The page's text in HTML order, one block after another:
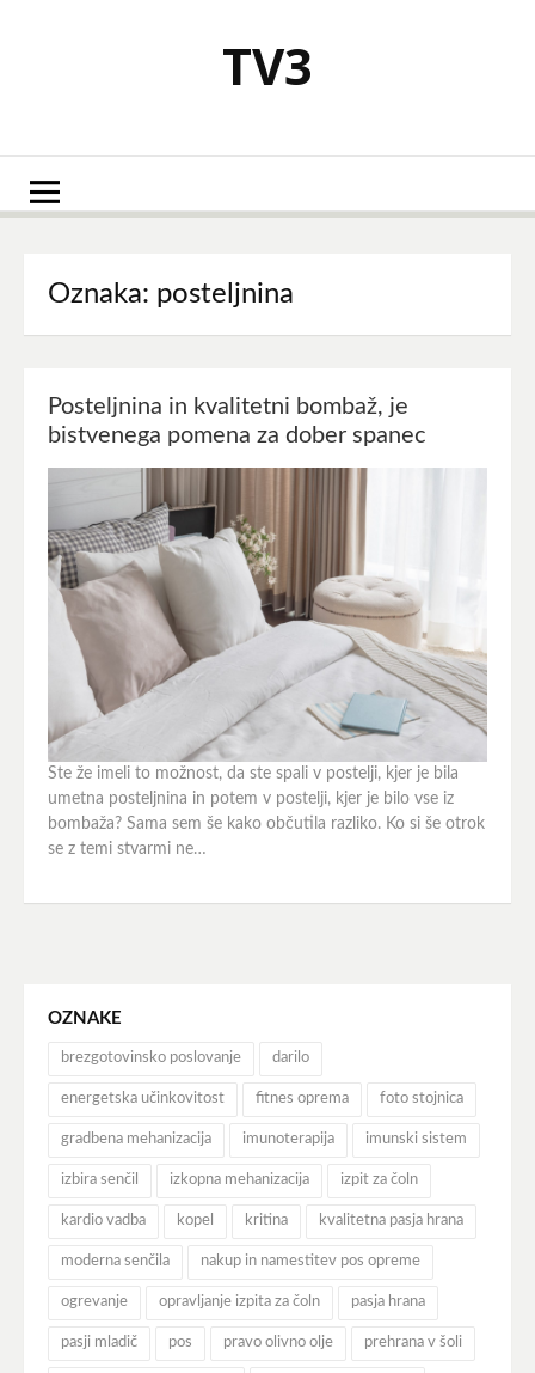
TV3
Oznaka: posteljnina
Posteljnina in kvalitetni bombaž, je
bistvenega pomena za dober spanec
Ste že imeli to možnost, da ste spali v postelji, kjer je bila
umetna posteljnina in potem v postelji, kjer je bilo vse iz
bombaža? Sama sem še kako občutila razliko. Ko si še otrok
se z temi stvarmi ne…
OZNAKE
brezgotovinsko poslovanje darilo
energetska učinkovitost fitnes oprema foto stojnica
gradbena mehanizacija imunoterapija imunski sistem
izbira senčil izkopna mehanizacija izpit za čoln
kardio vadba kopel kritina kvalitetna pasja hrana
moderna senčila nakup in namestitev pos opreme
ogrevanje opravljanje izpita za čoln pasja hrana
pasji mladič pos pravo olivno olje prehrana v šoli